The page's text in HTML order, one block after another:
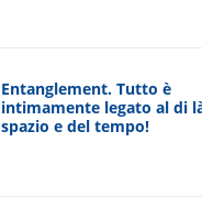
Entanglement. Tutto è
intimamente legato al di
spazio e del tempo!